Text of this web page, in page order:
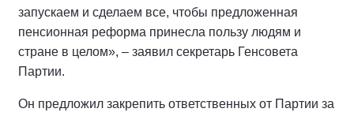
запускаем и сделаем все, чтобы предложенная
пенсионная реформа принесла пользу людям и
стране в целом», – заявил секретарь Генсовета
Партии.
Он предложил закрепить ответственных от Партии за